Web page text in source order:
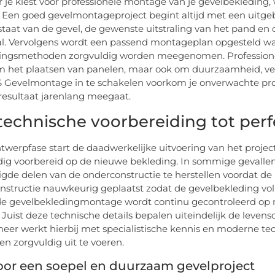
Een goed gevelmontageproject begint altijd met een
van de gevel, de gewenste uitstraling van het pand
Vervolgens wordt een passend montageplan opgesteld
zorgvuldig worden meegenomen.
het plaatsen van panelen, maar ook om duurzaamheid,
Gevelmontage in te schakelen voorkom je onverwachte
jarenlang meegaat.
voorbereiding tot
start de daadwerkelijke uitvoering van het
voorbereid op de nieuwe bekleding. In sommige
delen van de onderconstructie te herstellen voordat
nauwkeurig geplaatst zodat de gevelbekleding
gevelbekledingmontage wordt continu gecontroleerd
Juist deze technische details bepalen uiteindelijk de
werkt hierbij met specialistische kennis en moderne
zorgvuldig uit te voeren.
een soepel en duurzaam gevelproject